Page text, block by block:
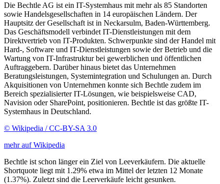
Die Bechtle AG ist ein IT-Systemhaus mit mehr als 85 Standorten
sowie Handelsgesellschaften in 14 europäischen Ländern. Der
Hauptsitz der Gesellschaft ist in Neckarsulm, Baden-Württemberg.
Das Geschäftsmodell verbindet IT-Dienstleistungen mit dem
Direktvertrieb von IT-Produkten. Schwerpunkte sind der Handel mit
Hard-, Software und IT-Dienstleistungen sowie der Betrieb und die
Wartung von IT-Infrastruktur bei gewerblichen und öffentlichen
Auftraggebern. Darüber hinaus bietet das Unternehmen
Beratungsleistungen, Systemintegration und Schulungen an. Durch
Akquisitionen von Unternehmen konnte sich Bechtle zudem im
Bereich spezialisierter IT-Lösungen, wie beispielsweise CAD,
Navision oder SharePoint, positionieren. Bechtle ist das größte IT-
Systemhaus in Deutschland.
© Wikipedia / CC-BY-SA 3.0
mehr auf Wikipedia
Bechtle ist schon länger ein Ziel von Leeverkäufern. Die aktuelle
Shortquote liegt mit 1.29% etwa im Mittel der letzten 12 Monate
(1.37%). Zuletzt sind die Leerverkäufe leicht gesunken.